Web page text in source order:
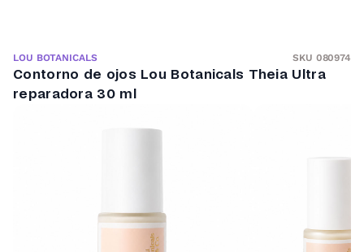
LOU BOTANICALS SKU 080974
Contorno de ojos Lou Botanicals Theia Ultra
reparadora 30 ml